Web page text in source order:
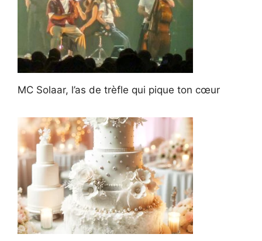
MC Solaar, l’as de trèfle qui pique ton cœur